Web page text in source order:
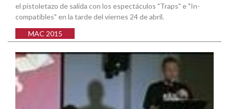
el pistoletazo de salida con los espectáculos "Traps" e "In-
compatibles" en la tarde del viernes 24 de abril.
MAC 2015